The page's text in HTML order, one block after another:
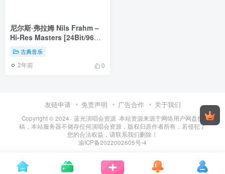
尼尔斯·弗拉姆 Nils Frahm –
Hi-Res Masters [24Bit/96Hz]
[Hi-Res Flac 3.93GB]
古典音乐
2年前 0
友链申请 免责声明 广告合作 关于我们
Copyright © 2024 · 蓝光演唱会资源 ·本站资源来源于网络用户网盘投
稿，本站服务器不储存任何演唱会资源，版权归原作者所有，若侵犯了
您的合法权益，请联系我们删除！
渝ICP备2022002605号-4